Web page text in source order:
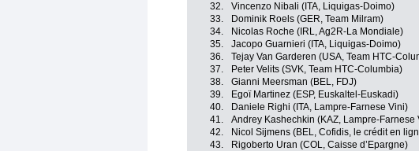
32.
Vincenzo Nibali (ITA, Liquigas-Doimo)
33.
Dominik Roels (GER, Team Milram)
34.
Nicolas Roche (IRL, Ag2R-La Mondiale)
35.
Jacopo Guarnieri (ITA, Liquigas-Doimo)
36.
Tejay Van Garderen (USA, Team HTC-
37.
Peter Velits (SVK, Team HTC-Columbia)
38.
Gianni Meersman (BEL, FDJ)
39.
Egoï Martinez (ESP, Euskaltel-Euskadi)
40.
Daniele Righi (ITA, Lampre-Farnese Vini)
41.
Andrey Kashechkin (KAZ, Lampre-Farnese
42.
Nicol Sijmens (BEL, Cofidis, le crédit en
43.
Rigoberto Uran (COL, Caisse d’Epargne)